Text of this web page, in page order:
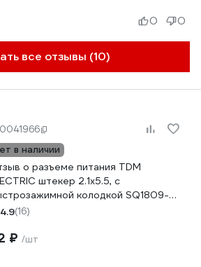
все отзывы (10)
0 0
в наличии
о разъеме питания TDM
штекер 2.1х5.5, с
колодкой SQ1809-
4.9(16)
₽ /шт